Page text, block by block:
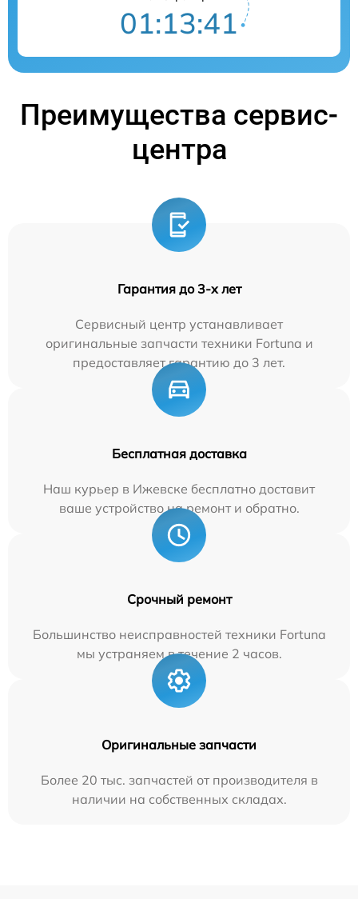
01:13:41
Преимущества сервис-
центра
Гарантия до 3-х лет
Сервисный центр устанавливает
оригинальные запчасти техники Fortuna и
предоставляет гарантию до 3 лет.
Бесплатная доставка
Наш курьер в Ижевске бесплатно доставит
ваше устройство на ремонт и обратно.
Срочный ремонт
Большинство неисправностей техники Fortuna
мы устраняем в течение 2 часов.
Оригинальные запчасти
Более 20 тыс. запчастей от производителя в
наличии на собственных складах.